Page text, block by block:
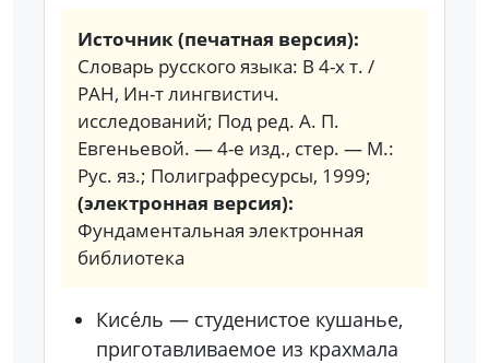
Источник (печатная версия):
Словарь русского языка: В 4-х т. /
РАН, Ин-т лингвистич.
исследований; Под ред. А. П.
Евгеньевой. — 4-е изд., стер. — М.:
Рус. яз.; Полиграфресурсы, 1999;
(электронная версия):
Фундаментальная электронная
библиотека
Кисе́ль — студенистое кушанье,
приготавливаемое из крахмала